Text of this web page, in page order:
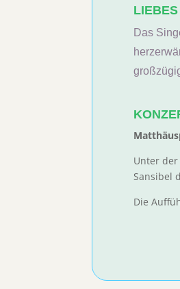
Das
Unter
Sansibel
Die